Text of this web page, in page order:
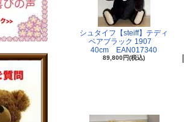
シュタイフ【steiff】テディ
ベアブラック 1907
40cm EAN017340
89,800円(税込)